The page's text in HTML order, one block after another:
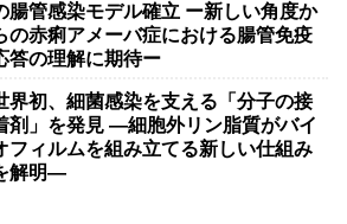
腸管感染モデル確立 ー新しい角度か
の赤痢アメーバ症における腸管免疫
答の理解に期待ー
界初、細菌感染を支える「分子の接
剤」を発見 ―細胞外リン脂質がバイ
フィルムを組み立てる新しい仕組み
解明―